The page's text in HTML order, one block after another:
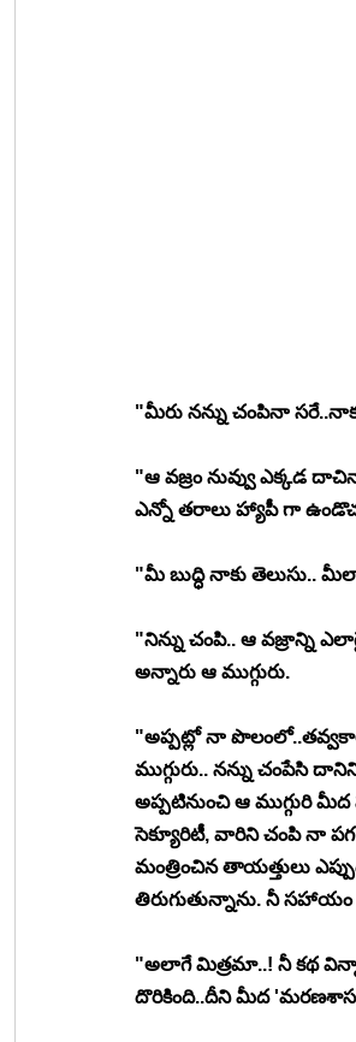
"మీరు నన్ను చంపినా
"ఆ వజ్రం నువ్వు ఎక్కడ
ఎన్నో తరాలు హ్యాపీ గా
"మీ బుద్ధి నాకు తెలుసు..
"నిన్ను చంపి.. ఆ వజ్రాన్ని
అన్నారు ఆ ముగ్గురు.
"అప్పట్లో నా
ముగ్గురు.. నన్ను చంపేసి
అప్పటినుంచి ఆ ముగ్గురి
సెక్యూరిటీ, వారిని చంపి నా
మంత్రించిన తాయత్తులు
తిరుగుతున్నాను. నీ
"అలాగే మిత్రమా..! నీ కథ
దొరికింది..దీని మీద